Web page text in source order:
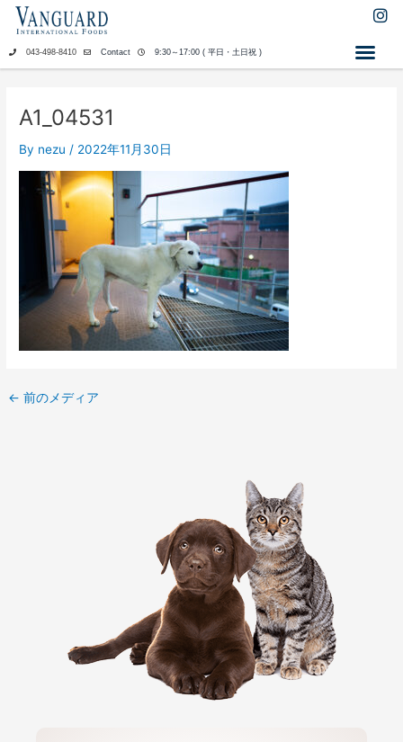
ス
I
043-498-8410 Contact 9:30～17:00 ( 平日・土日祝 )
A1_04531
By nezu / 2022年11月30日
← 前のメディア